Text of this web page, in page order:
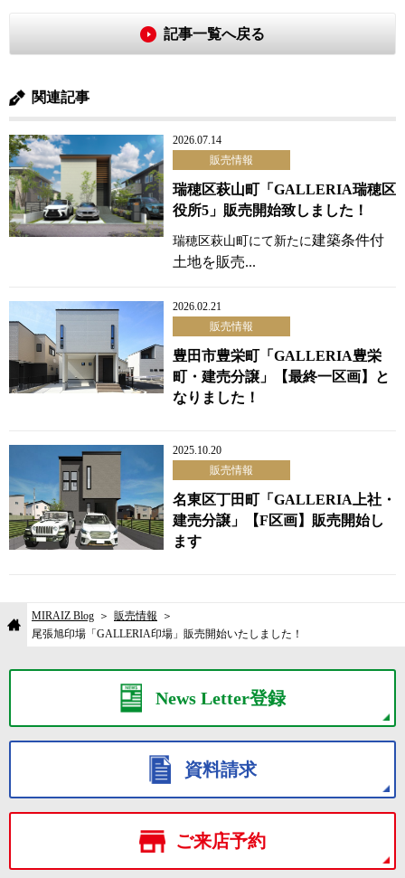
記事一覧へ戻る
関連記事
2026.07.14
販売情報
瑞穂区萩山町「GALLERIA瑞穂区
役所5」販売開始致しました！
瑞穂区萩山町にて新たに建築条件付
土地を販売...
2026.02.21
販売情報
豊田市豊栄町「GALLERIA豊栄
町・建売分譲」【最終一区画】と
なりました！
2025.10.20
販売情報
名東区丁田町「GALLERIA上社・
建売分譲」【F区画】販売開始し
ます
MIRAIZ Blog
販売情報
尾張旭印場「GALLERIA印場」販売開始いたしました！
News Letter登録
資料請求
ご来店予約